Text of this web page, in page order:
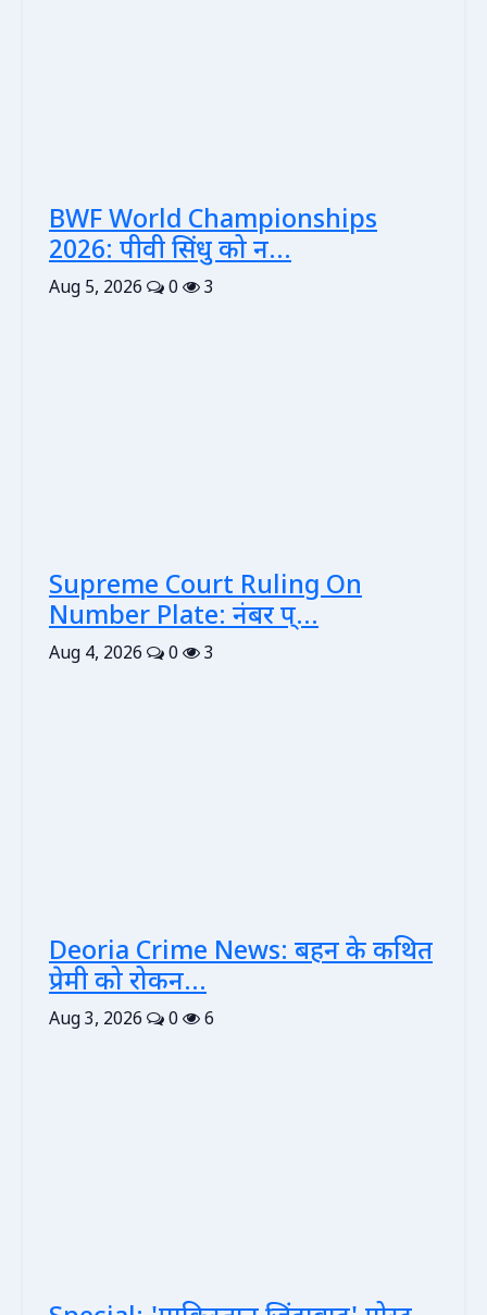
BWF World Championships
2026: पीवी सिंधु को न...
Aug 5, 2026 0 3
Supreme Court Ruling On
Number Plate: नंबर प्...
Aug 4, 2026 0 3
Deoria Crime News: बहन के कथित
प्रेमी को रोकन...
Aug 3, 2026 0 6